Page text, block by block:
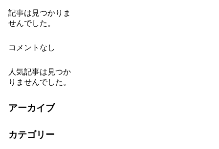
記事は見つかりま
せんでした。
コメントなし
人気記事は見つか
りませんでした。
アーカイブ
カテゴリー